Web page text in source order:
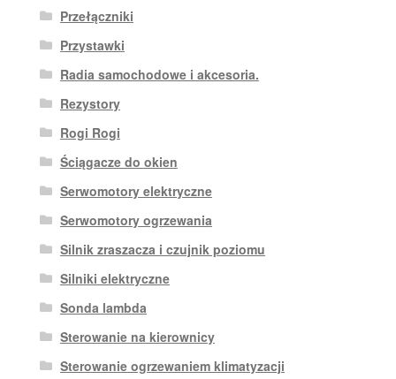
Przełączniki
Przystawki
Radia samochodowe i akcesoria.
Rezystory
Rogi Rogi
Ściągacze do okien
Serwomotory elektryczne
Serwomotory ogrzewania
Silnik zraszacza i czujnik poziomu
Silniki elektryczne
Sonda lambda
Sterowanie na kierownicy
Sterowanie ogrzewaniem klimatyzacji